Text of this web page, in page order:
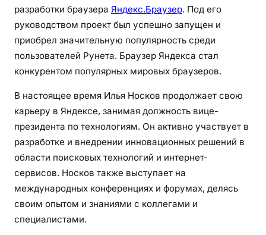
разработки браузера Яндекс.Браузер. Под его
руководством проект был успешно запущен и
приобрел значительную популярность среди
пользователей Рунета. Браузер Яндекса стал
конкурентом популярных мировых браузеров.
В настоящее время Илья Носков продолжает свою
карьеру в Яндексе, занимая должность вице-
президента по технологиям. Он активно участвует в
разработке и внедрении инновационных решений в
области поисковых технологий и интернет-
сервисов. Носков также выступает на
международных конференциях и форумах, делясь
своим опытом и знаниями с коллегами и
специалистами.